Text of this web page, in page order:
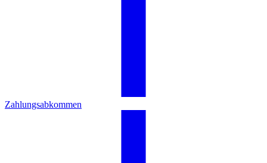
Zahlungsabkommen